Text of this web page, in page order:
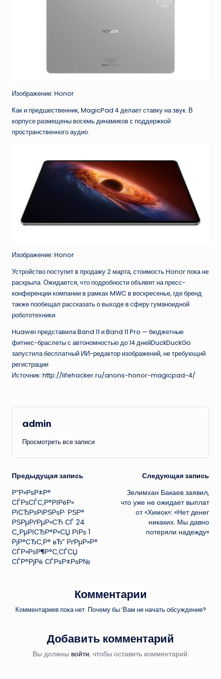
Изображение: Honor
Как и предшественник, MagicPad 4 делает ставку на звук. В
корпусе размещены восемь динамиков с поддержкой
пространственного аудио.
Изображение: Honor
Устройство поступит в продажу 2 марта, стоимость Honor пока не
раскрыла. Ожидается, что подробности объявят на пресс-
конференции компании в рамках MWC в воскресенье, где бренд
также пообещал рассказать о выходе в сферу гуманоидной
робототехники.
Huawei представила Band 11 и Band 11 Pro — бюджетные
фитнес-браслеты с автономностью до 14 днейDuckDuckGo
запустила бесплатный ИИ-редактор изображений, не требующий
регистрации
Источник: http://lifehacker.ru/anons-honor-magicpad-4/
admin
Просмотреть все записи
Навигация
записи
Предыдущая запись
Р“Р»РѕР±Р°
СЃРѕСЃС‚Р°РІРёР»
РїСЂРѕРіРЅРѕР· РЅР°
РЅРµРґРµР»СЋ СЃ 24
С„РµРІСЂР°Р»СЏ РїРѕ 1
РјР°СЂС‚Р° вЂ” РґРµР»Р°
СЃР»РѕР¶Р°С‚СЃСЏ
СЃР°РјРё СЃРѕР±РѕР№
Следующая запись
Зелимхан Бакаев заявил,
что уже не ожидает выплат
от «Химок»: «Нет денег
никаких. Мы давно
потеряли надежду»
Комментарии
Комментариев пока нет. Почему бы ’Вам не начать обсуждение?
Добавить комментарий
Вы должны войти, чтобы оставить комментарий.